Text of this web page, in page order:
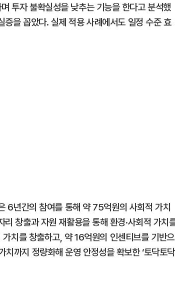
투자 불확실성을 낮추는 기능을 한다고 분석했
을 꼽았다. 실제 적용 사례에서도 일정 수준 효
6년간의 참여를 통해 약 75억원의 사회적 가치
창출과 자원 재활용을 통해 환경·사회적 가치
치를 창출하고, 약 16억원의 인센티브를 기반으
까지 정량화해 운영 안정성을 확보한 ‘토닥토닥